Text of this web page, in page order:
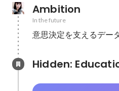
Ambition
In the future
意思決定を支えるデー